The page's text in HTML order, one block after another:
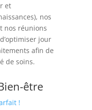
et
nos
nos réunions
jour
afin de
de soins.
être
!